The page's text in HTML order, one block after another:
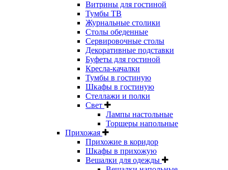
Витрины для гостиной
Тумбы ТВ
Журнальные столики
Столы обеденные
Сервировочные столы
Декоративные подставки
Буфеты для гостиной
Кресла-качалки
Тумбы в гостиную
Шкафы в гостиную
Стеллажи и полки
Свет
Лампы настольные
Торшеры напольные
Прихожая
Прихожие в коридор
Шкафы в прихожую
Вешалки для одежды